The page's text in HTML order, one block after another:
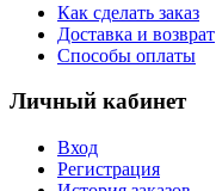
Как сделать заказ
Доставка и возврат
Способы оплаты
Личный кабинет
Вход
Регистрация